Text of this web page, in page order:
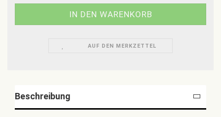
AUF DEN MERKZETTEL
Beschreibung